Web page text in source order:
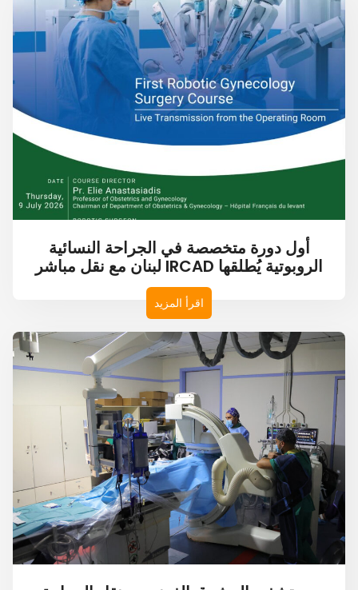
أول دورة متخصصة في الجراحة النسائية
الروبوتية يُطلقها IRCAD لبنان مع نقل مباشر
اقرأ المزيد